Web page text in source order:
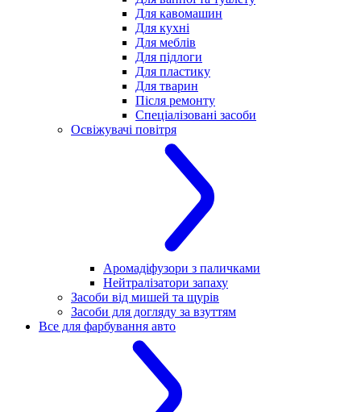
Для кавомашин
Для кухні
Для меблів
Для підлоги
Для пластику
Для тварин
Після ремонту
Спеціалізовані засоби
Освіжувачі повітря
Аромадіфузори з паличками
Нейтралізатори запаху
Засоби від мишей та щурів
Засоби для догляду за взуттям
Все для фарбування авто